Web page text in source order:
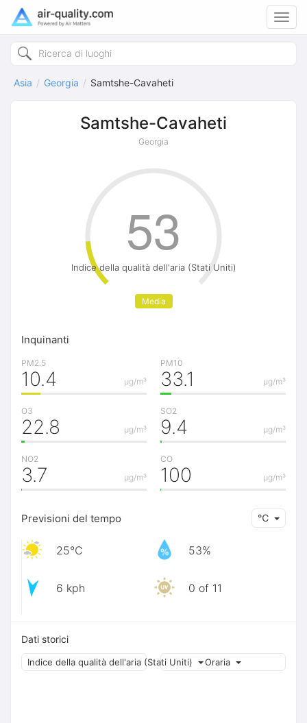
Asia Georgia Samtshe-Cavaheti
Samtshe-Cavaheti
Georgia
Indice della qualità dell'aria (Stati Uniti)
Media
53
Inquinanti
PM2.5
μg/m³
10.4
PM10
μg/m³
33.1
O3
μg/m³
22.8
SO2
μg/m³
9.4
NO2
μg/m³
3.7
CO
μg/m³
100
Previsioni del tempo ℃
25℃ 53%
6 kph 0 of 11
Dati storici
Oraria
Indice della qualità dell'aria (Stati Uniti)